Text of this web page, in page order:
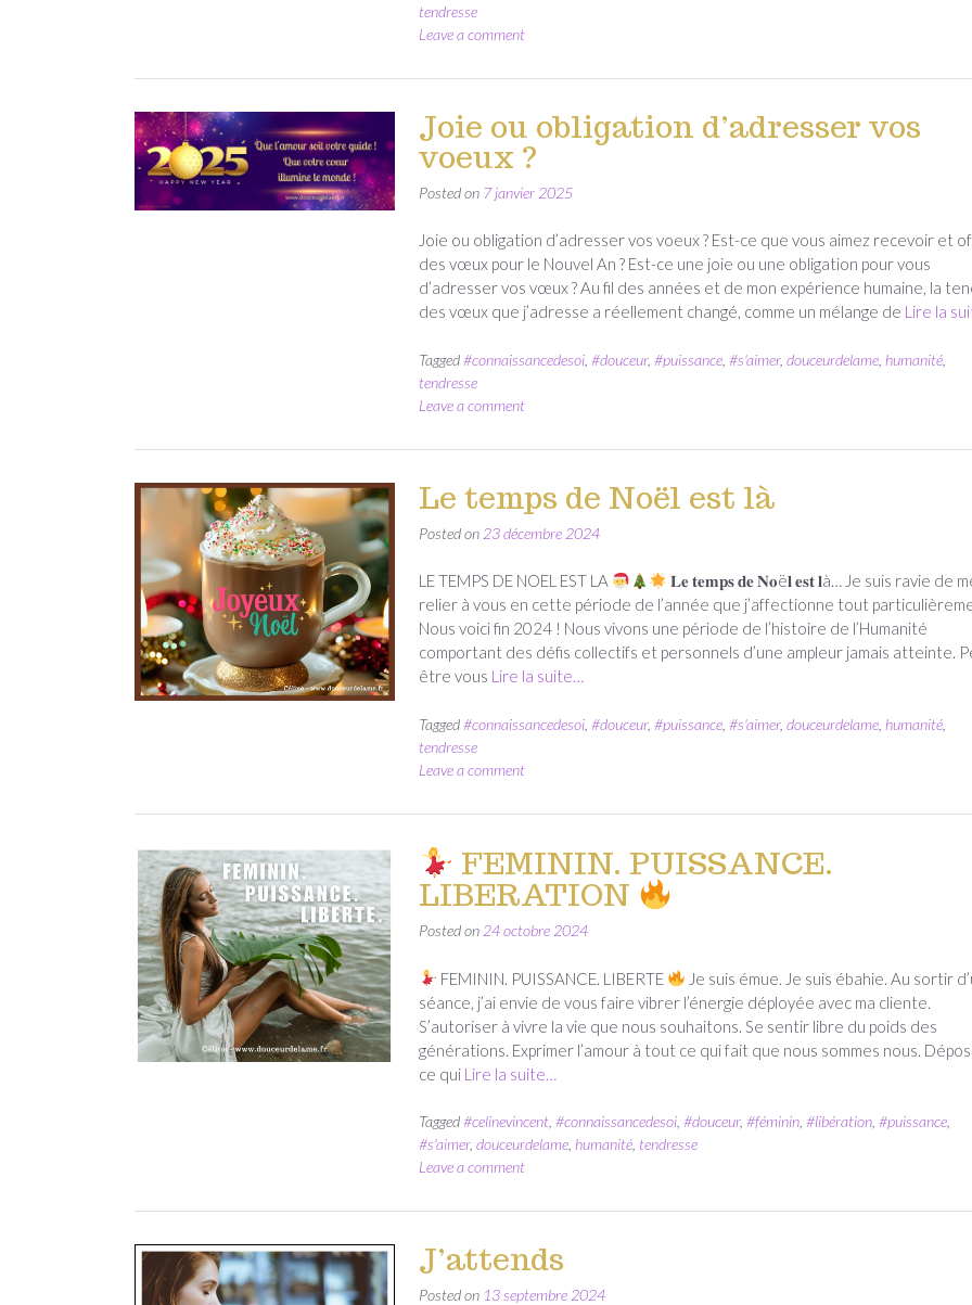
tendresse
Leave a comment
Joie ou obligation d’adresser vos
voeux ?
Posted on 7 janvier 2025
Joie ou obligation d’adresser vos voeux ? Est-ce que vous aimez recevoir et
des vœux pour le Nouvel An ? Est-ce une joie ou une obligation pour vous
d’adresser vos vœux ? Au fil des années et de mon expérience humaine, la
des vœux que j’adresse a réellement changé, comme un mélange de Lire la
Tagged#connaissancedesoi, #douceur, #puissance, #s'aimer, douceurdelame, humanité,
tendresse
Leave a comment
Le temps de Noël est là
Posted on 23 décembre 2024
LE TEMPS DE NOEL EST LA
𝐋𝐞 𝐭𝐞𝐦𝐩𝐬 𝐝𝐞 𝐍𝐨ë𝐥 𝐞𝐬𝐭 𝐥à… Je suis ravie de
relier à vous en cette période de l’année que j’affectionne tout
Nous voici fin 2024 ! Nous vivons une période de l’histoire de l’Humanité
comportant des défis collectifs et personnels d’une ampleur jamais atteinte.
être vous Lire la suite…
Tagged#connaissancedesoi, #douceur, #puissance, #s'aimer, douceurdelame, humanité,
tendresse
Leave a comment
FEMININ. PUISSANCE.
LIBERATION
Posted on 24 octobre 2024
FEMININ. PUISSANCE. LIBERTE
Je suis émue. Je suis ébahie. Au sortir
séance, j’ai envie de vous faire vibrer l’énergie déployée avec ma cliente.
S’autoriser à vivre la vie que nous souhaitons. Se sentir libre du poids des
générations. Exprimer l’amour à tout ce qui fait que nous sommes nous.
ce qui Lire la suite…
Tagged#celinevincent, #connaissancedesoi, #douceur, #féminin, #libération, #puissance,
#s'aimer, douceurdelame, humanité, tendresse
Leave a comment
J’attends
Posted on 13 septembre 2024